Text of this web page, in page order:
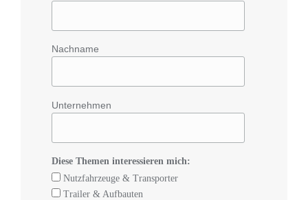
Nachname
Unternehmen
Diese Themen interessieren mich:
Nutzfahrzeuge & Transporter
Trailer & Aufbauten